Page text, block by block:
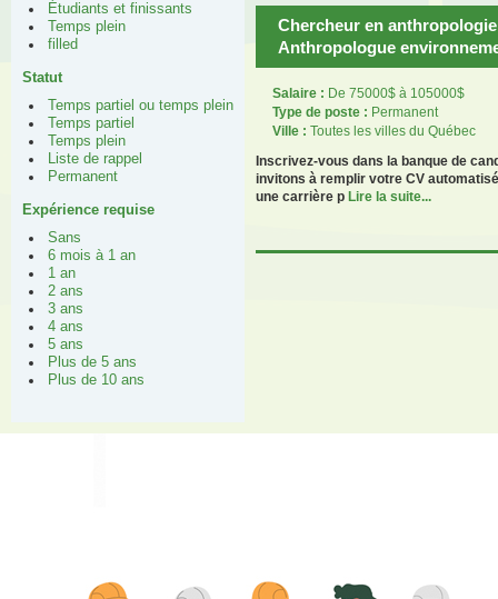
Étudiants et finissants
Temps plein
filled
Statut
Temps partiel ou temps plein
Temps partiel
Temps plein
Liste de rappel
Permanent
Expérience requise
Sans
6 mois à 1 an
1 an
2 ans
3 ans
4 ans
5 ans
Plus de 5 ans
Plus de 10 ans
Chercheur en
Anthropologue
Salaire : De 75000$ à 105000$
Type de poste : Permanent
Ville : Toutes les villes du Québec
Inscrivez-vous dans la banque de
invitons à remplir votre CV
une carrière p Lire la suite...